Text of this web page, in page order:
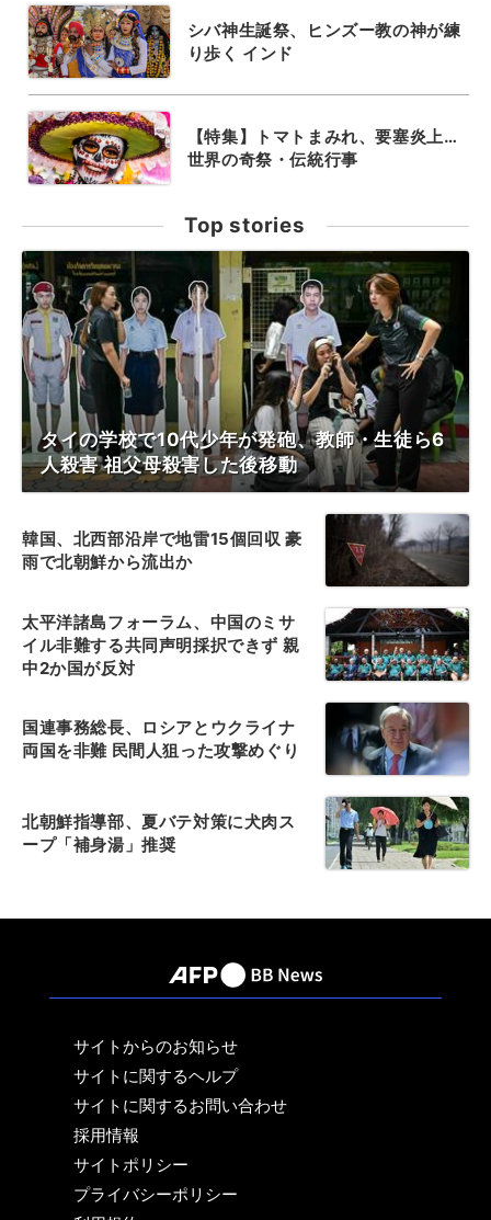
シバ神生誕祭、ヒンズー教の神が練
り歩く インド
【特集】トマトまみれ、要塞炎上…
世界の奇祭・伝統行事
Top stories
タイの学校で10代少年が発砲、教師・生徒ら6
人殺害 祖父母殺害した後移動
韓国、北西部沿岸で地雷15個回収 豪
雨で北朝鮮から流出か
太平洋諸島フォーラム、中国のミサ
イル非難する共同声明採択できず 親
中2か国が反対
国連事務総長、ロシアとウクライナ
両国を非難 民間人狙った攻撃めぐり
北朝鮮指導部、夏バテ対策に犬肉ス
ープ「補身湯」推奨
サイトからのお知らせ
サイトに関するヘルプ
サイトに関するお問い合わせ
採用情報
サイトポリシー
プライバシーポリシー